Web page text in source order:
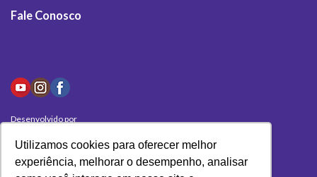
Utilizamos cookies para oferecer melhor
experiência, melhorar o desempenho, analisar
Fale Conosco
Desenvolvido por